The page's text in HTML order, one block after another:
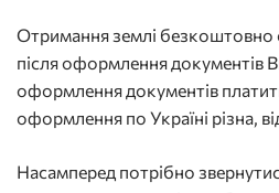
Отримання землі
після оформлення документів
оформлення документів
оформлення по Україні різна,
Насамперед потрібно